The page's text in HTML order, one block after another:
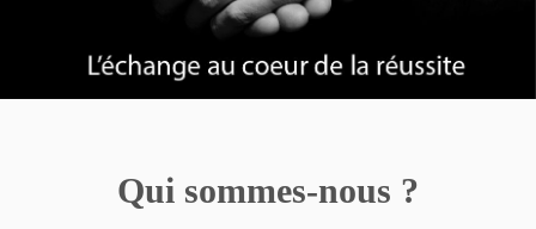
Qui sommes-nous ?